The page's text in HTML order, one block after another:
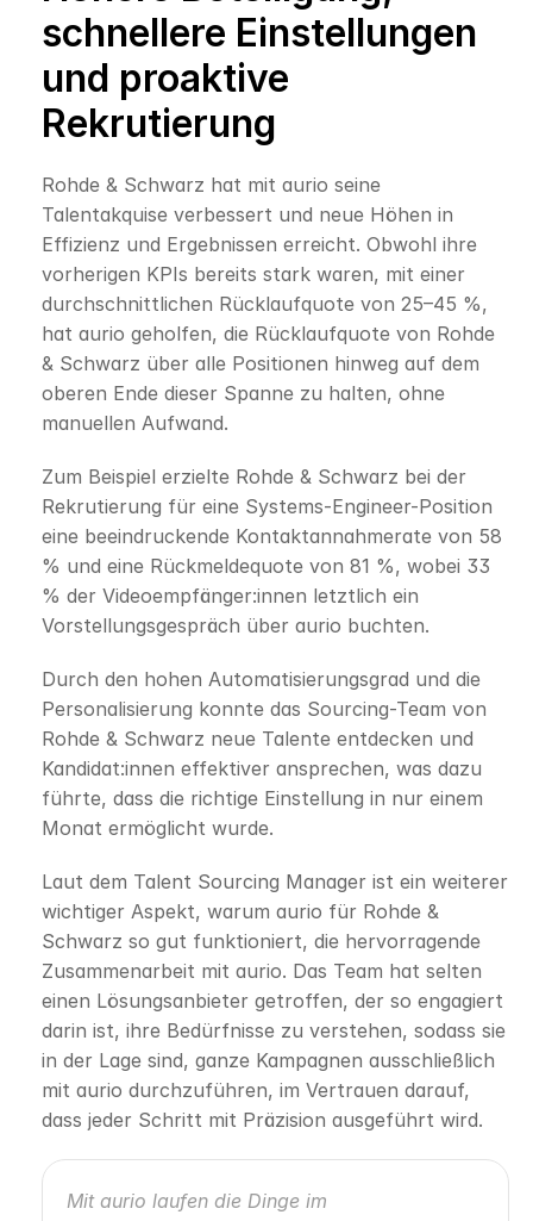
schnellere Einstellungen
und proaktive
Rekrutierung
Rohde & Schwarz hat mit aurio seine
Talentakquise verbessert und neue Höhen in
Effizienz und Ergebnissen erreicht. Obwohl ihre
vorherigen KPIs bereits stark waren, mit einer
durchschnittlichen Rücklaufquote von 25–45 %,
hat aurio geholfen, die Rücklaufquote von Rohde
& Schwarz über alle Positionen hinweg auf dem
oberen Ende dieser Spanne zu halten, ohne
manuellen Aufwand.
Zum Beispiel erzielte Rohde & Schwarz bei der
Rekrutierung für eine Systems-Engineer-Position
eine beeindruckende Kontaktannahmerate von 58
% und eine Rückmeldequote von 81 %, wobei 33
% der Videoempfänger:innen letztlich ein
Vorstellungsgespräch über aurio buchten.
Durch den hohen Automatisierungsgrad und die
Personalisierung konnte das Sourcing-Team von
Rohde & Schwarz neue Talente entdecken und
Kandidat:innen effektiver ansprechen, was dazu
führte, dass die richtige Einstellung in nur einem
Monat ermöglicht wurde.
Laut dem Talent Sourcing Manager ist ein weiterer
wichtiger Aspekt, warum aurio für Rohde &
Schwarz so gut funktioniert, die hervorragende
Zusammenarbeit mit aurio. Das Team hat selten
einen Lösungsanbieter getroffen, der so engagiert
darin ist, ihre Bedürfnisse zu verstehen, sodass sie
in der Lage sind, ganze Kampagnen ausschließlich
mit aurio durchzuführen, im Vertrauen darauf,
dass jeder Schritt mit Präzision ausgeführt wird.
Mit aurio laufen die Dinge im